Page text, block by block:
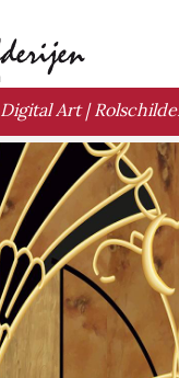
Digital Art |